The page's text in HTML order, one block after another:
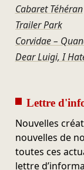
Cabaret Téhéran
Trailer Park
Corvidae –
Dear Luigi, I
Lettre
Nouvelles
nouvelles de
toutes ces
lettre